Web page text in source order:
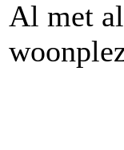
Al met